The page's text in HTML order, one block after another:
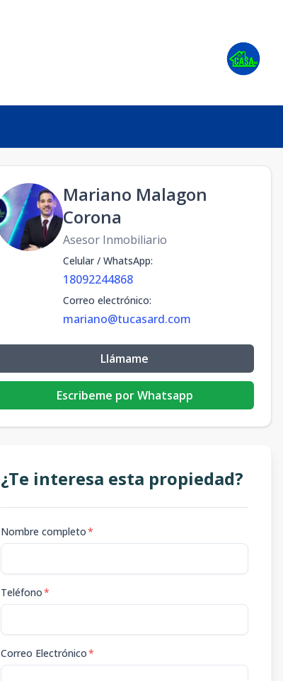
Mariano Malagon
Corona
Asesor Inmobiliario
Celular / WhatsApp:
18092244868
Correo electrónico:
mariano@tucasard.com
Llámame
Escribeme por Whatsapp
¿Te interesa esta propiedad?
Nombre completo*
Teléfono*
Correo Electrónico*